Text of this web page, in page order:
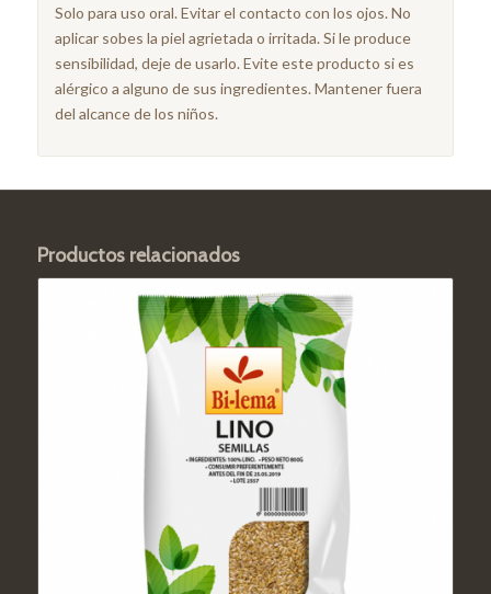
Solo para uso oral. Evitar el contacto con los ojos. No
aplicar sobes la piel agrietada o irritada. Si le produce
sensibilidad, deje de usarlo. Evite este producto si es
alérgico a alguno de sus ingredientes. Mantener fuera
del alcance de los niños.
Productos relacionados